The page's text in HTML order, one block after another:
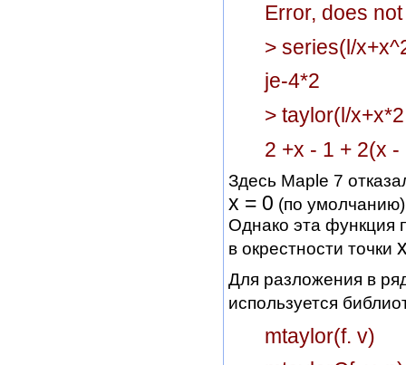
Error, does
> series(l/
je-4*2
> taylor(l/
2 +x - 1 + 2(x
Здесь Maple 7
х = 0 (по
Однако эта функция
в окрестности точки
Для разложения в
используется
mtaylor(f. v)